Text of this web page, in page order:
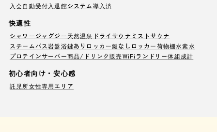
入会自動受付 入退館システム導入済
快適性
シャワージャグジー天然温泉 ドライサウナ ミストサウナ
スチームバス岩盤浴鍵ありロッカー鍵なしロッカー荷物棚水素水
プロテインサーバー商品/ドリンク販売WiFi ランドリー体組成計
初心者向け・安心感
託児所女性専用エリア